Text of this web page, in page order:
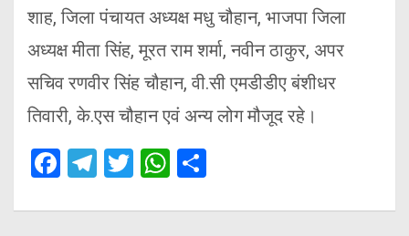
शाह, जिला पंचायत अध्यक्ष मधु चौहान, भाजपा जिला
अध्यक्ष मीता सिंह, मूरत राम शर्मा, नवीन ठाकुर, अपर
सचिव रणवीर सिंह चौहान, वी.सी एमडीडीए बंशीधर
तिवारी, के.एस चौहान एवं अन्य लोग मौजूद रहे।
F
ce
T
e
T
tt
W
at ar